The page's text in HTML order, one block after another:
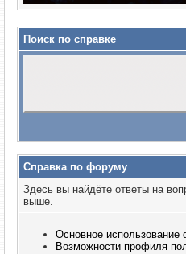
Поиск по справке
Справка по форуму
Здесь вы найдёте ответы на
выше.
Основное использование
Возможности профиля